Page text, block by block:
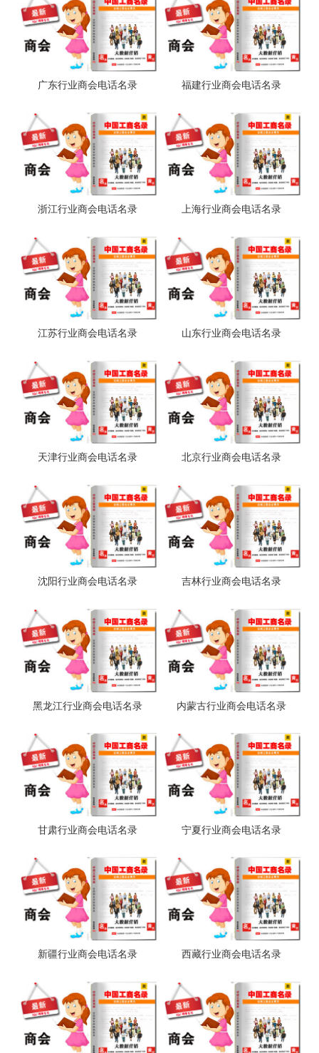
广东行业商会电话名录 福建行业商会电话名录
浙江行业商会电话名录 上海行业商会电话名录
江苏行业商会电话名录 山东行业商会电话名录
天津行业商会电话名录 北京行业商会电话名录
沈阳行业商会电话名录 吉林行业商会电话名录
黑龙江行业商会电话名录 内蒙古行业商会电话名录
甘肃行业商会电话名录 宁夏行业商会电话名录
新疆行业商会电话名录 西藏行业商会电话名录